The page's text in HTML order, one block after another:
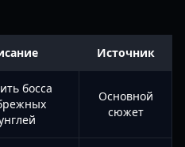
Источник
босса
Основной
сюжет